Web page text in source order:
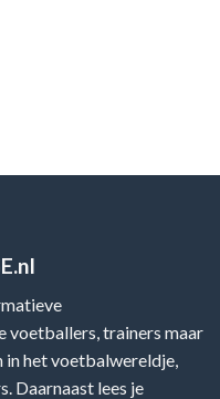
voetballers, trainers maar
het voetbalwereldje,
Daarnaast lees je